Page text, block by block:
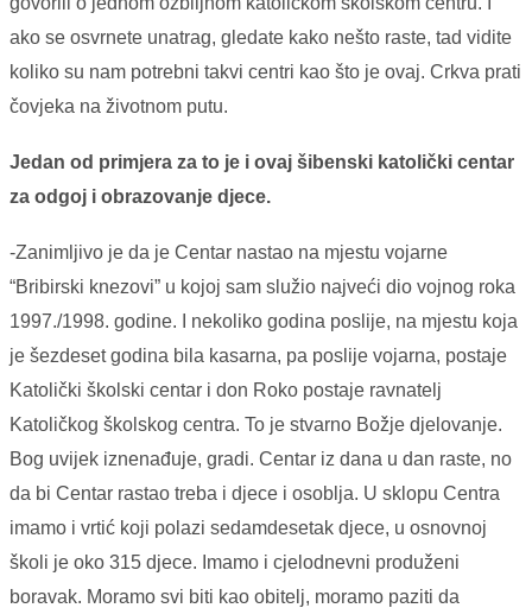
ako se osvrnete unatrag, gledate kako nešto raste, tad vidite
koliko su nam potrebni takvi centri kao što je ovaj. Crkva prati
čovjeka na životnom putu.
Jedan od primjera za to je i ovaj šibenski katolički centar
za odgoj i obrazovanje djece.
-Zanimljivo je da je Centar nastao na mjestu vojarne
“Bribirski knezovi” u kojoj sam služio najveći dio vojnog roka
1997./1998. godine. I nekoliko godina poslije, na mjestu koja
je šezdeset godina bila kasarna, pa poslije vojarna, postaje
Katolički školski centar i don Roko postaje ravnatelj
Katoličkog školskog centra. To je stvarno Božje djelovanje.
Bog uvijek iznenađuje, gradi. Centar iz dana u dan raste, no
da bi Centar rastao treba i djece i osoblja. U sklopu Centra
imamo i vrtić koji polazi sedamdesetak djece, u osnovnoj
školi je oko 315 djece. Imamo i cjelodnevni produženi
boravak. Moramo svi biti kao obitelj, moramo paziti da